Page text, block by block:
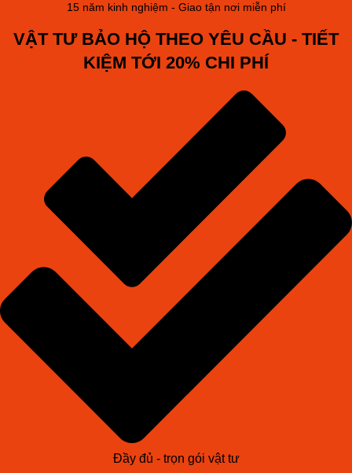
15 năm kinh nghiệm - Giao tận nơi miễn phí
VẬT TƯ BẢO HỘ THEO YÊU CẦU - TIẾT
KIỆM TỚI 20% CHI PHÍ
Đầy đủ - trọn gói vật tư